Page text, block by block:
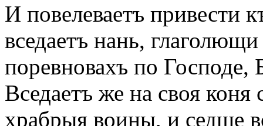
И повелеваетъ привести
вседаетъ нань,
поревновахъ по Господе,
Вседаетъ же на своя
храбрыя воины, и седше